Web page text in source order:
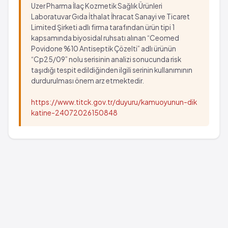
Uzer Pharma İlaç Kozmetik Sağlık Ürünleri
Laboratuvar Gıda İthalat İhracat Sanayi ve Ticaret
Limited Şirketi adlı firma tarafından ürün tipi 1
kapsamında biyosidal ruhsatı alınan “Ceomed
Povidone %10 Antiseptik Çözelti” adlı ürünün
“Cp25/09” nolu serisinin analizi sonucunda risk
taşıdığı tespit edildiğinden ilgili serinin kullanımının
durdurulması önem arz etmektedir.
https://www.titck.gov.tr/duyuru/kamuoyunun-dik
katine-24072026150848